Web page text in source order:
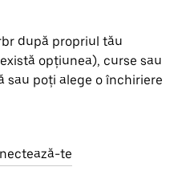
după propriul tău
opțiunea), curse sau
sau poți alege o închiriere
te